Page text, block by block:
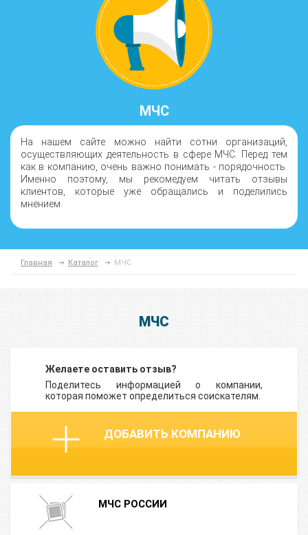
МЧС
На нашем сайте можно найти сотни организаций,
осуществляющих деятельность в сфере МЧС. Перед тем
как в компанию, очень важно понимать - порядочность.
Именно поэтому, мы рекомедуем читать отзывы
клиентов, которые уже обращались и поделились
мнением.
Главная Каталог МЧС
МЧС
Желаете оставить отзыв?
Поделитесь информацией о компании,
которая поможет определиться соискателям.
ДОБАВИТЬ КОМПАНИЮ
МЧС РОССИИ